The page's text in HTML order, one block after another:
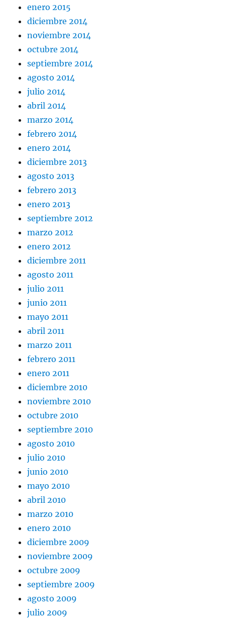
enero 2015
diciembre 2014
noviembre 2014
octubre 2014
septiembre 2014
agosto 2014
julio 2014
abril 2014
marzo 2014
febrero 2014
enero 2014
diciembre 2013
agosto 2013
febrero 2013
enero 2013
septiembre 2012
marzo 2012
enero 2012
diciembre 2011
agosto 2011
julio 2011
junio 2011
mayo 2011
abril 2011
marzo 2011
febrero 2011
enero 2011
diciembre 2010
noviembre 2010
octubre 2010
septiembre 2010
agosto 2010
julio 2010
junio 2010
mayo 2010
abril 2010
marzo 2010
enero 2010
diciembre 2009
noviembre 2009
octubre 2009
septiembre 2009
agosto 2009
julio 2009